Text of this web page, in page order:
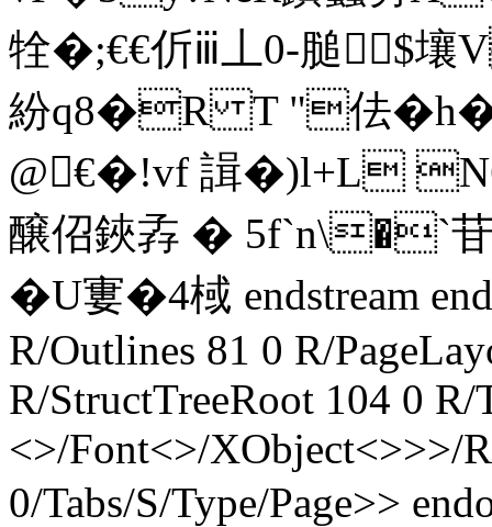
牷�;€€伒ⅲ丄0-膇$
紛q8�R T "佉
@€�!vf 諿�)l+L
醸佋鋏孨 �
�U寠�4棫 endstream
R/Outlines 81 0 R/
R/StructTreeRoot 104 0
<>/Font<>/XObject<>>>/
0/Tabs/S/Type/Page>>